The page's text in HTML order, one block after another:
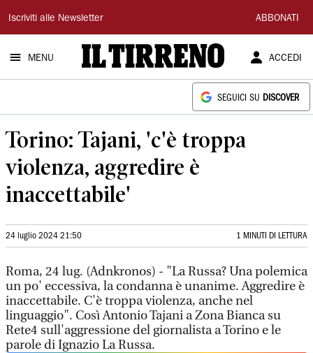
Il
Tirreno
Iscriviti alle Newsletter ABBONATI
MENU ACCEDI
SEGUICI SU DISCOVER
Torino: Tajani, 'c'è troppa
violenza, aggredire è
inaccettabile'
24 luglio 2024 21:50 1 MINUTI DI LETTURA
Roma, 24 lug. (Adnkronos) - "La Russa? Una polemica
un po' eccessiva, la condanna è unanime. Aggredire è
inaccettabile. C'è troppa violenza, anche nel
linguaggio". Così Antonio Tajani a Zona Bianca su
Rete4 sull'aggressione del giornalista a Torino e le
parole di Ignazio La Russa.